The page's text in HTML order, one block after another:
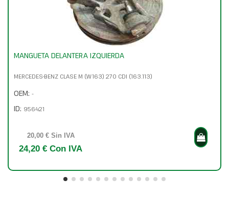
MANGUETA DELANTERA IZQUIERDA
MERCEDES-BENZ CLASE M (W163) 270 CDI (163.113)
OEM: -
ID: 956421
20,00 € Sin IVA
24,20 € Con IVA